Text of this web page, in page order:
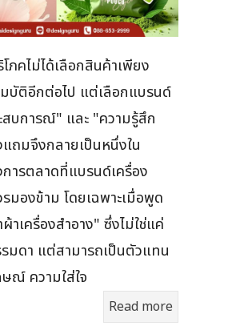
ภคไม่ได้เลือกสินค้าเพียง
บัติอีกต่อไป แต่เลือกแบรนด์
บการณ์" และ "ความรู้สึก
ถมจึงกลายเป็นหนึ่งใน
ารตลาดที่แบรนด์เครื่อง
มองข้าม โดยเฉพาะเมื่อพูด
าเครื่องสำอาง" ซึ่งไม่ใช่แค่
มดา แต่สามารถเป็นตัวแทน
ณ์ ความใส่ใจ
Read more